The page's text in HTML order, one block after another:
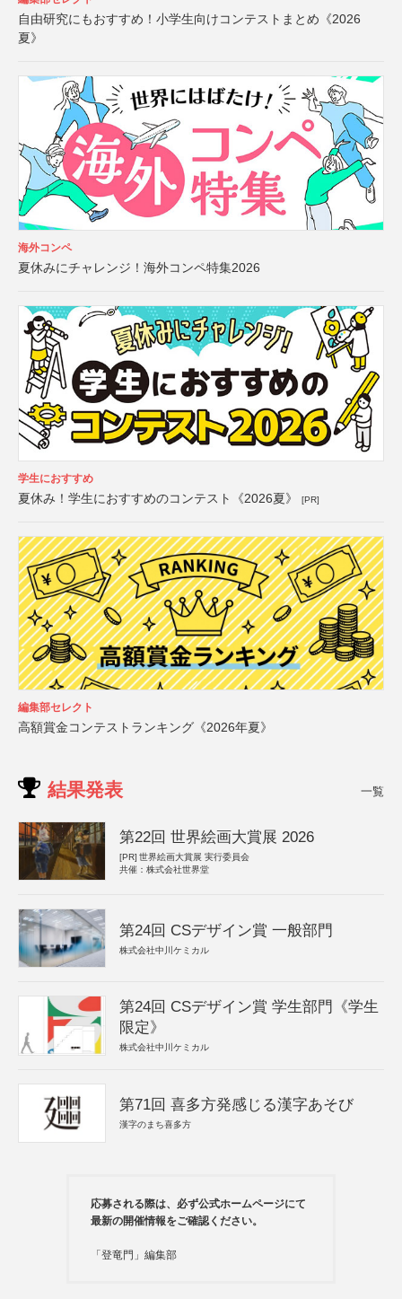
自由研究にもおすすめ！小学生向けコンテストまとめ《2026
夏》
海外コンペ
夏休みにチャレンジ！海外コンペ特集2026
学生におすすめ
夏休み！学生におすすめのコンテスト《2026夏》 [PR]
編集部セレクト
高額賞金コンテストランキング《2026年夏》
結果発表 一覧
第22回 世界絵画大賞展 2026
[PR] 世界絵画大賞展 実行委員会
共催：株式会社世界堂
第24回 CSデザイン賞 一般部門
株式会社中川ケミカル
第24回 CSデザイン賞 学生部門《学生
限定》
株式会社中川ケミカル
第71回 喜多方発感じる漢字あそび
漢字のまち喜多方
応募される際は、必ず公式ホームページにて
最新の開催情報をご確認ください。
「登竜門」編集部